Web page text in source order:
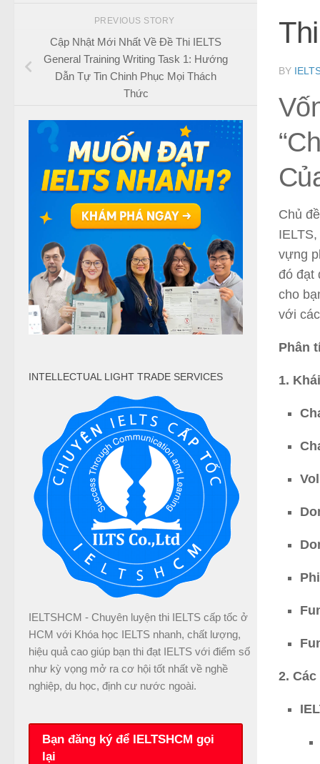
BY
Chủ
vựng
đó đạt
cho
với
Phân
1.
2.
PREVIOUS STORY
Cập Nhật Mới Nhất Về Đề Thi IELTS
General Training Writing Task 1: Hướng
Dẫn Tự Tin Chinh Phục Mọi Thách
Thức
INTELLECTUAL LIGHT TRADE SERVICES
IELTSHCM - Chuyên luyện thi IELTS cấp tốc ở
HCM với Khóa học IELTS nhanh, chất lượng,
hiệu quả cao giúp bạn thi đạt IELTS với điểm số
như kỳ vọng mở ra cơ hội tốt nhất về nghề
nghiệp, du học, định cư nước ngoài.
Bạn đăng ký để IELTSHCM gọi
lại